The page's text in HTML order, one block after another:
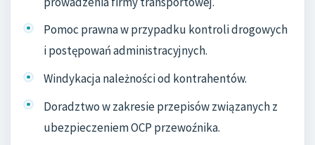
Pomoc prawna w przypadku kontroli drogowych
i postępowań administracyjnych.
Windykacja należności od kontrahentów.
Doradztwo w zakresie przepisów związanych z
ubezpieczeniem OCP przewoźnika.